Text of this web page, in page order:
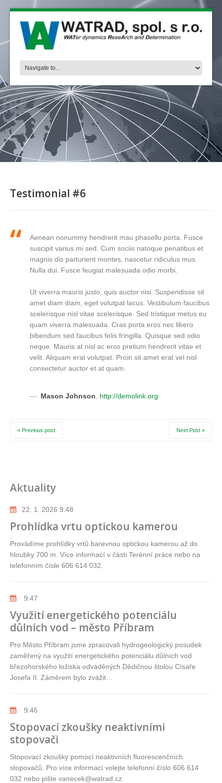
Testimonial #6
Aenean nonummy hendrerit mau phasellu porta. Fusce
suscipit varius mi sed. Cum sociis natoque penatibus et
magnis dis parturient montes, nascetur ridiculus mus.
Nulla dui. Fusce feugiat malesuada odio morbi.
Ut viverra mauris justo, quis auctor nisi. Suspendisse sit
amet diam diam, eget volutpat lacus. Vestibulum faucibus
scelerisque nisl vitae scelerisque. Sed tristique metus eu
quam viverra malesuada. Cras porta eros nec libero
bibendum sed faucibus felis fringilla. Quisque sed odio
neque. Mauris at nisl ac eros pretium hendrerit vitae et
velit. Aliquam erat volutpat. Proin sit amet erat vel nisl
consectetur auctor et at quam.
Mason Johnson http://demolink.org
« Previous post Next Post »
Aktuality
22. 1. 2026 9:48
Prohlídka vrtu optickou kamerou
Provádíme prohlídky vrtů barevnou optickou kamerou až do
hloubky 700 m. Více informací v části Terénní práce nebo na
telefonním čísle 606 614 032.
9:47
Využití energetického potenciálu
důlních vod – město Příbram
Pro Město Příbram jsme zpracovali hydrogeologický posudek
zaměřený na využití energetického potenciálu důlních vod
březohorského ložiska odváděných Dědičnou štolou Císaře
Josefa II. Záměrem bylo zvážit…
9:46
Stopovací zkoušky neaktivními
stopovači
Stopovací zkoušky pomocí neaktivních fluorescenčních
stopovačů. Pro více informací volejte telefonní číslo 606 614
032 nebo pište vanecek@watrad.cz